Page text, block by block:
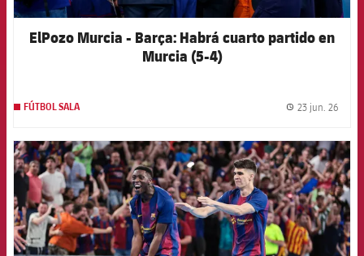
ElPozo Murcia - Barça: Habrá cuarto partido en
Murcia (5-4)
FÚTBOL SALA 23 jun. 26
FCB Barcelona badge